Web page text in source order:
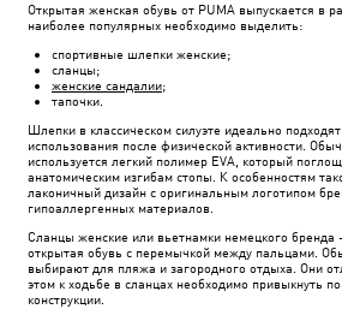
Открытая женская обувь от PUMA выпускается в
наиболее популярных необходимо выделить:
спортивные шлепки женские;
сланцы;
женские сандалии;
тапочки.
Шлепки в классическом силуэте идеально
использования после физической активности.
используется легкий полимер EVA, который
анатомическим изгибам стопы. К особенностям
лаконичный дизайн с оригинальным логотипом
гипоаллергенных материалов.
Сланцы женские или вьетнамки немецкого бренда
открытая обувь с перемычкой между пальцами.
выбирают для пляжа и загородного отдыха. Они
этом к ходьбе в сланцах необходимо привыкнуть
конструкции.